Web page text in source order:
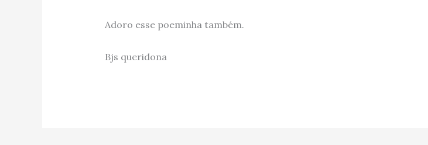
Adoro esse poeminha também.
Bjs queridona